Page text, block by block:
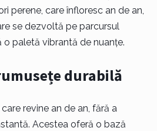
perene, care înfloresc an de an,
se dezvoltă pe parcursul
o paletă vibrantă de nuanțe.
durabilă
revine an de an, fără a
Acestea oferă o bază